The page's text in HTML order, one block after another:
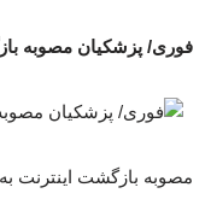
فوری/ پزشکیان مصوبه
مصوبه بازگشت اینترنت به قبل از